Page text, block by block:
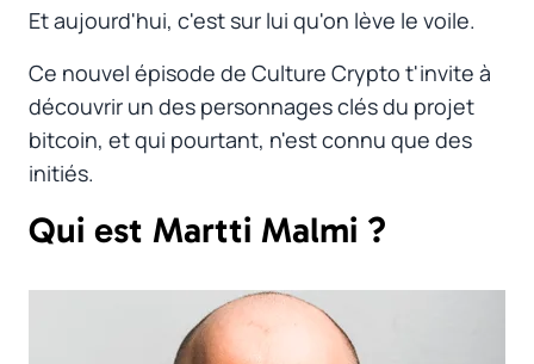
Et aujourd'hui, c'est sur lui qu'on lève le voile.
Ce nouvel épisode de Culture Crypto t'invite à
découvrir un des personnages clés du projet
bitcoin, et qui pourtant, n'est connu que des
initiés.
Qui est Martti Malmi ?